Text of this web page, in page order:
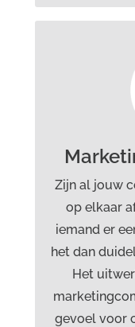
Zijn al jouw
op elkaar
iemand er
het dan
Het
gevoel voor
Social
Voor wie
social